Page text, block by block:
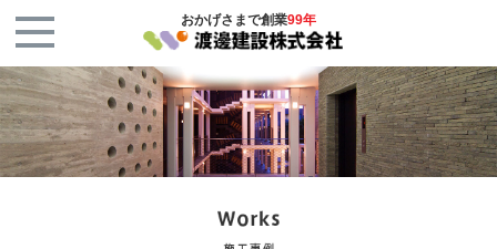
おかげさまで創業99年